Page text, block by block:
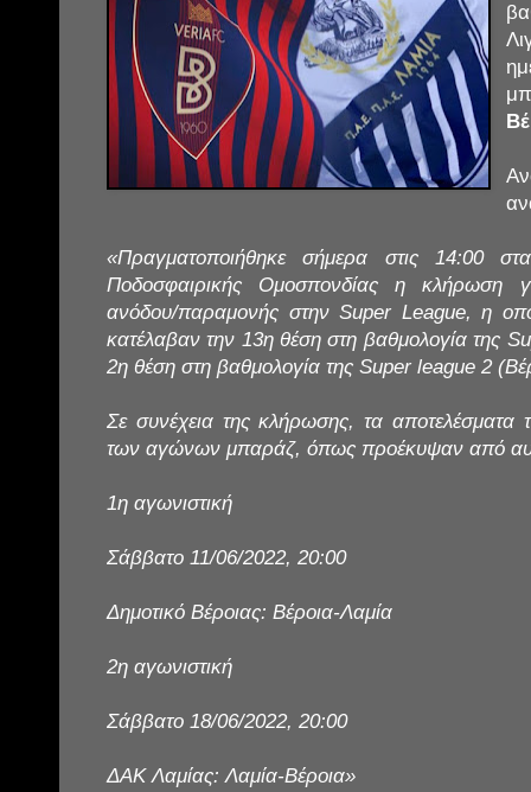
«Πραγματοποιήθηκε σήμερα στις 14:00
Ποδοσφαιρικής Ομοσπονδίας η κλήρωση
ανόδου/παραμονής στην Super League, η
κατέλαβαν την 13η θέση στη βαθμολογία της
2η θέση στη βαθμολογία της Super league 2
Σε συνέχεια της κλήρωσης, τα αποτελέσματα
των αγώνων μπαράζ, όπως προέκυψαν από
1η αγωνιστική
Σάββατο 11/06/2022, 20:00
Δημοτικό Βέροιας: Βέροια-Λαμία
2η αγωνιστική
Σάββατο 18/06/2022, 20:00
ΔΑΚ Λαμίας: Λαμία-Βέροια»